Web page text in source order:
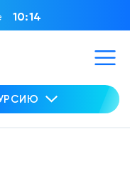
10:14